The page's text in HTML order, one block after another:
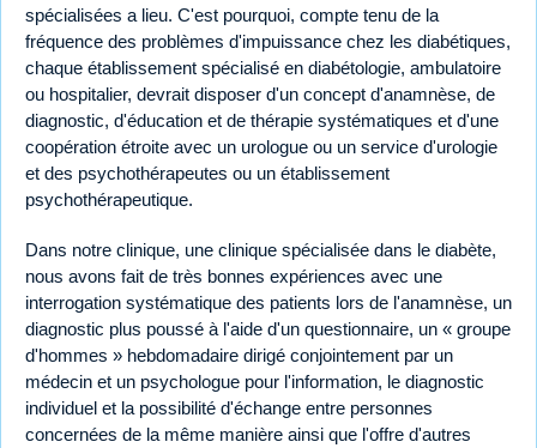
spécialisées a lieu. C'est pourquoi, compte tenu de la
fréquence des problèmes d'impuissance chez les diabétiques,
chaque établissement spécialisé en diabétologie, ambulatoire
ou hospitalier, devrait disposer d'un concept d'anamnèse, de
diagnostic, d'éducation et de thérapie systématiques et d'une
coopération étroite avec un urologue ou un service d'urologie
et des psychothérapeutes ou un établissement
psychothérapeutique.
Dans notre clinique, une clinique spécialisée dans le diabète,
nous avons fait de très bonnes expériences avec une
interrogation systématique des patients lors de l'anamnèse, un
diagnostic plus poussé à l'aide d'un questionnaire, un « groupe
d'hommes » hebdomadaire dirigé conjointement par un
médecin et un psychologue pour l'information, le diagnostic
individuel et la possibilité d'échange entre personnes
concernées de la même manière ainsi que l'offre d'autres